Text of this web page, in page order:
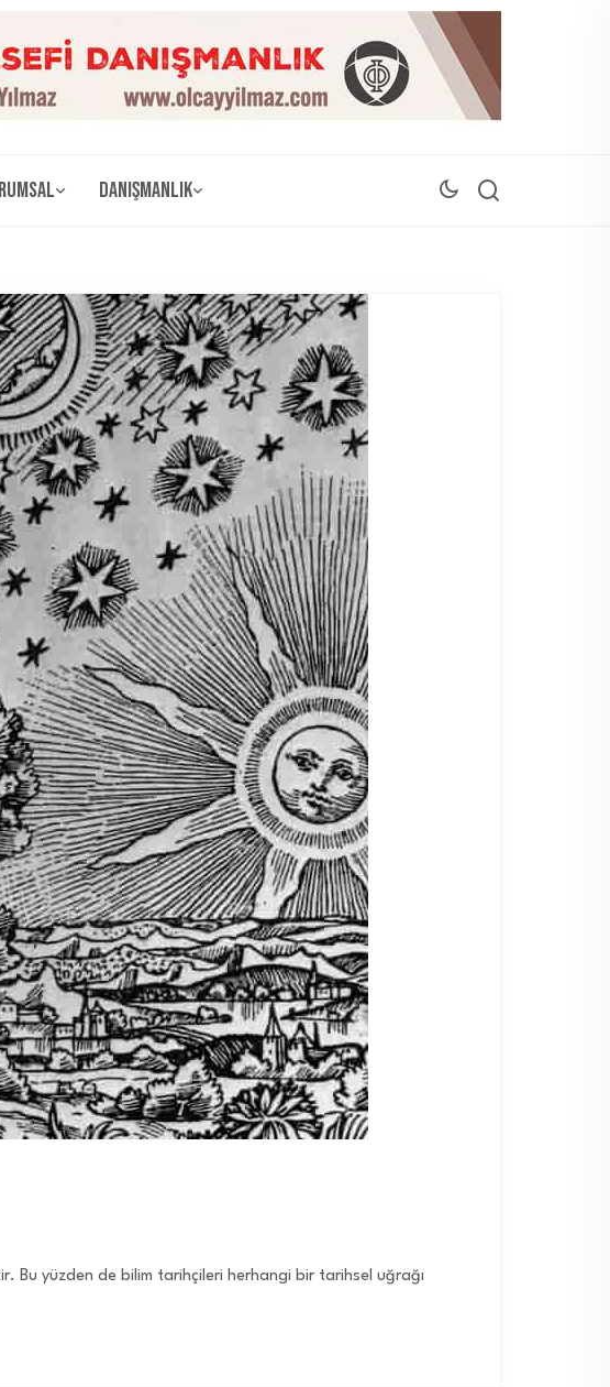
Danışmanlık
Bu yüzden de bilim tarihçileri herhangi bir tarihsel uğrağı